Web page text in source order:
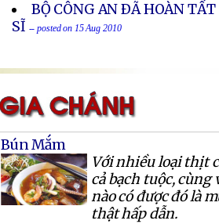
BỘ CÔNG AN ÐÃ HOÀN
SĨ -- posted on 15 Aug 2010
Bún Mắm
Với nhiều loại thịt
cả bạch tuộc,
nào có được đó là
thật hấp dẫn.